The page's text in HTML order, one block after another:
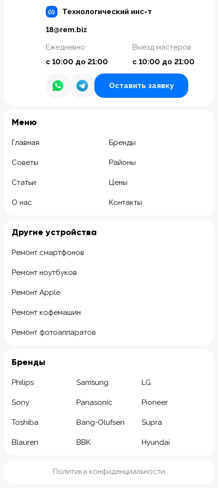
Технологический инс-т
18@rem.biz
Ежедневно
с 10:00 до 21:00
Выезд мастеров
с 10:00 до 21:00
Оставить заявку
Meню
Главная Бренды
Советы Районы
Статьи Цены
О нас Контакты
Другие устройства
Ремонт смартфонов
Ремонт ноутбуков
Ремонт Apple
Ремонт кофемашин
Ремонт фотоаппаратов
Бренды
Philips Samsung LG
Sony Panasonic Pioneer
Toshiba Bang-Olufsen Supra
Blauren BBK Hyundai
Политика конфиденциальности